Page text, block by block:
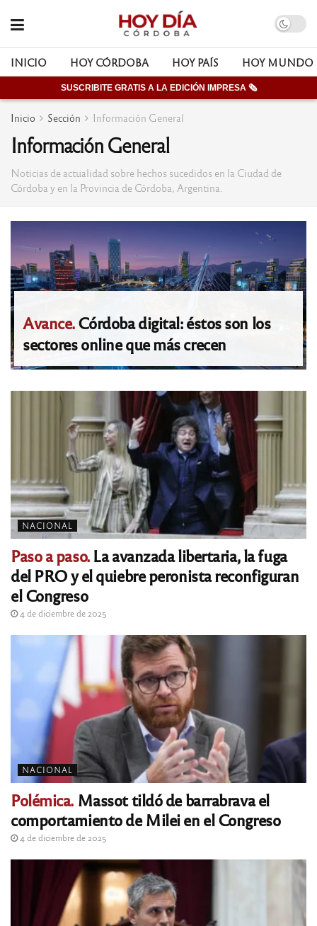
INICIO HOY CÓRDOBA HOY PAÍS HOY MUNDO
SUSCRIBITE GRATIS A LA EDICIÓN IMPRESA 🗞
Inicio Sección Información General
Información General
Noticias de actualidad sobre hechos sucedidos en la Ciudad de
Córdoba y en la Provincia de Córdoba, Argentina.
Avance.Córdoba digital: éstos son los
sectores online que más crecen
NACIONAL
Paso a paso.La avanzada libertaria, la fuga
del PRO y el quiebre peronista reconfiguran
el Congreso
4 de diciembre de 2025
NACIONAL
Polémica. Massot tildó de barrabrava el
comportamiento de Milei en el Congreso
4 de diciembre de 2025